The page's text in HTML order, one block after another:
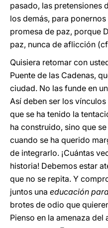
pasado, las pretensiones
los demás, para
promesa de paz, porque
paz, nunca de aflicción
Quisiera retomar con
Puente de las Cadenas,
ciudad. No las funde en
Así deben ser los
que se ha tenido la
ha construido, sino que
cuando se ha querido
de integrarlo. ¡Cuántas
historia! Debemos estar
que no se repita. Y
juntos una educación
brotes de odio que
Pienso en la amenaza